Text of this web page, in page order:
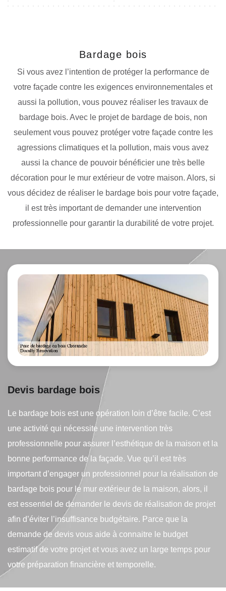
Bardage bois
Si vous avez l’intention de protéger la performance de
votre façade contre les exigences environnementales et
aussi la pollution, vous pouvez réaliser les travaux de
bardage bois. Avec le projet de bardage de bois, non
seulement vous pouvez protéger votre façade contre les
agressions climatiques et la pollution, mais vous avez
aussi la chance de pouvoir bénéficier une très belle
décoration pour le mur extérieur de votre maison. Alors, si
vous décidez de réaliser le bardage bois pour votre façade,
il est très important de demander une intervention
professionnelle pour garantir la durabilité de votre projet.
Devis bardage bois
Le bardage bois est une opération loin d’être facile. C’est
une activité qui nécessite une intervention très
professionnelle pour assurer l’esthétique de la maison et la
bonne performance de la façade. Vue qu’il est très
important d’engager un professionnel pour la réalisation de
bardage bois pour le mur extérieur de la maison, alors, il
est essentiel de demander le devis de réalisation de projet
afin d’éviter l’insuffisance budgétaire. Parce que la
demande de devis vous aide à connaitre le budget
estimatif de votre projet et vous avez un large temps pour
votre préparation financière et temporelle.